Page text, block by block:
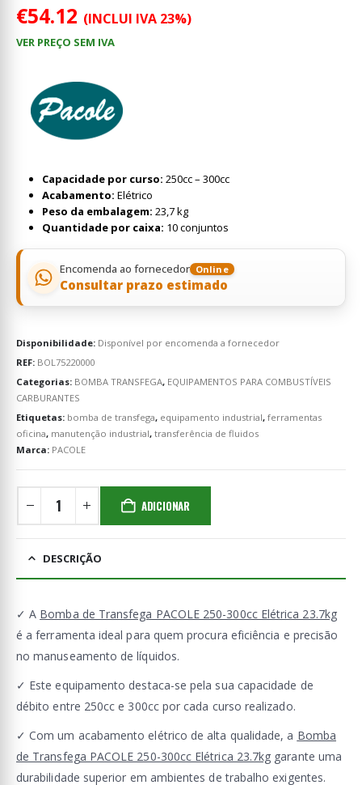
€54.12 (INCLUI IVA 23%)
VER PREÇO SEM IVA
Capacidade por curso: 250cc – 300cc
Acabamento: Elétrico
Peso da embalagem: 23,7 kg
Quantidade por caixa: 10 conjuntos
Encomenda ao fornecedor Online
Consultar prazo estimado
Disponibilidade: Disponível por encomenda a fornecedor
REF: BOL75220000
Categorias: BOMBA TRANSFEGA, EQUIPAMENTOS PARA COMBUSTÍVEIS
CARBURANTES
Etiquetas: bomba de transfega, equipamento industrial, ferramentas
oficina, manutenção industrial, transferência de fluidos
Marca: PACOLE
ADICIONAR
DESCRIÇÃO
✓ A Bomba de Transfega PACOLE 250-300cc Elétrica 23.7kg
é a ferramenta ideal para quem procura eficiência e precisão
no manuseamento de líquidos.
✓ Este equipamento destaca-se pela sua capacidade de
débito entre 250cc e 300cc por cada curso realizado.
✓ Com um acabamento elétrico de alta qualidade, a Bomba
de Transfega PACOLE 250-300cc Elétrica 23.7kg garante uma
durabilidade superior em ambientes de trabalho exigentes.